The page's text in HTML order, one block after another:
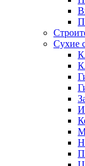
Сухие